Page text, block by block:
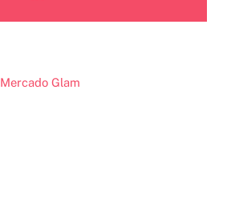
Mercado Glam